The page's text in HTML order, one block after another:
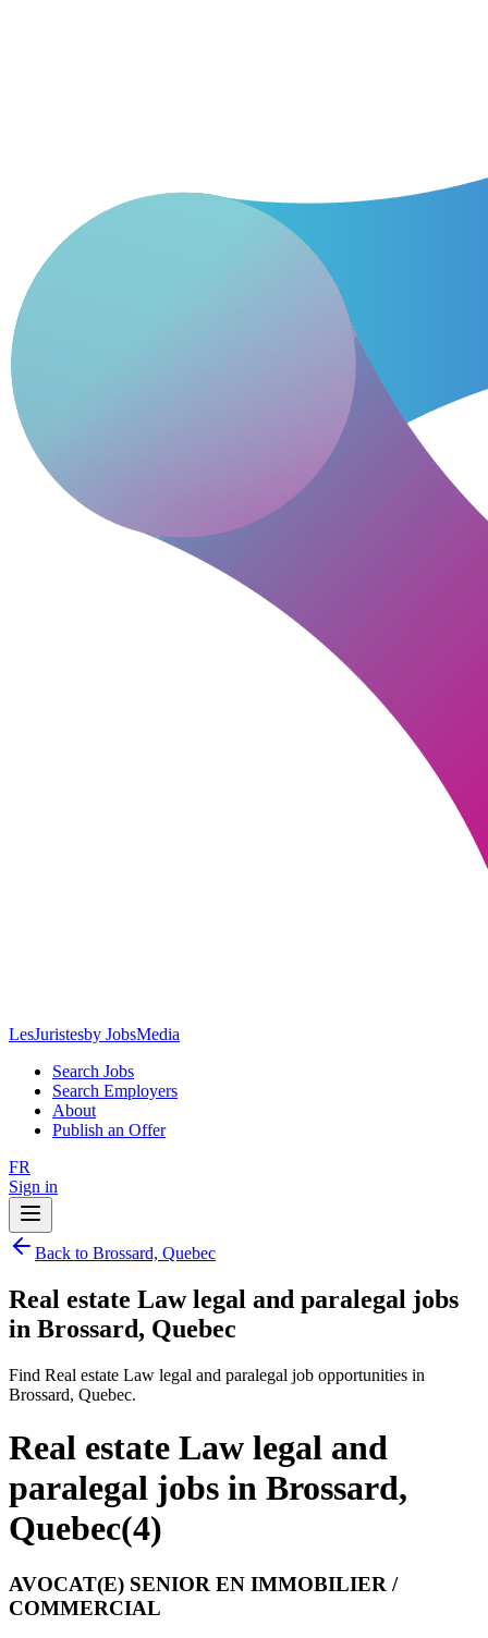
LesJuristesby JobsMedia
Search Jobs
Search Employers
About
Publish an Offer
FR
Sign in
Back to Brossard, Quebec
Real estate Law legal and paralegal jobs
in Brossard, Quebec
Find Real estate Law legal and paralegal job opportunities in
Brossard, Quebec.
Real estate Law legal and
paralegal jobs in Brossard,
Quebec(4)
AVOCAT(E) SENIOR EN IMMOBILIER /
COMMERCIAL